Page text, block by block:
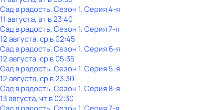
Сад в радость. Сезон 1. Серия 4-я
11 августа, вт в 23:40
Сад в радость. Сезон 1. Серия 7-я
12 августа, ср в 02:45
Сад в радость. Сезон 1. Серия 6-я
12 августа, ср в 05:35
Сад в радость. Сезон 1. Серия 5-я
12 августа, ср в 23:30
Сад в радость. Сезон 1. Серия 8-я
13 августа, чт в 02:30